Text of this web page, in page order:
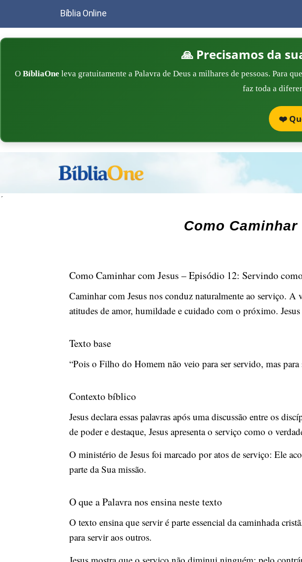
Bíblia Online
🙏 Precisamos da
O BíbliaOne leva gratuitamente a Palavra de Deus a milhares de pessoas. Para
faz toda a
❤️
´
Como
Como Caminhar com Jesus – Episódio 12: Servindo
Caminhar com Jesus nos conduz naturalmente ao serviço. A
atitudes de amor, humildade e cuidado com o próximo.
Texto base
“Pois o Filho do Homem não veio para ser servido, mas
Contexto bíblico
Jesus declara essas palavras após uma discussão entre os
de poder e destaque, Jesus apresenta o serviço como o
O ministério de Jesus foi marcado por atos de serviço: Ele
parte da Sua missão.
O que a Palavra nos ensina neste texto
O texto ensina que servir é parte essencial da caminhada
para servir aos outros.